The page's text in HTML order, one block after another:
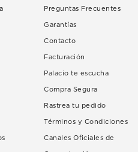
Preguntas Frecuentes
Garantías
Contacto
Facturación
Palacio te escucha
Compra Segura
Rastrea tu pedido
Términos y Condiciones
Canales Oficiales de